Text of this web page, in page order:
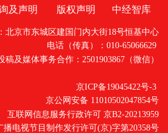
及声明
版权声明 中经智库
北京市东城区建国门内大街18号恒基中心
电话（传真）：010-65066629
稿及媒体事务合作：2501903867（微信）
京ICP备19045422号-3
京公网安备 11010502047854号
互联网信息服务行政许可 京B2-20213959
播电视节目制作发行许可(京)字第20358号